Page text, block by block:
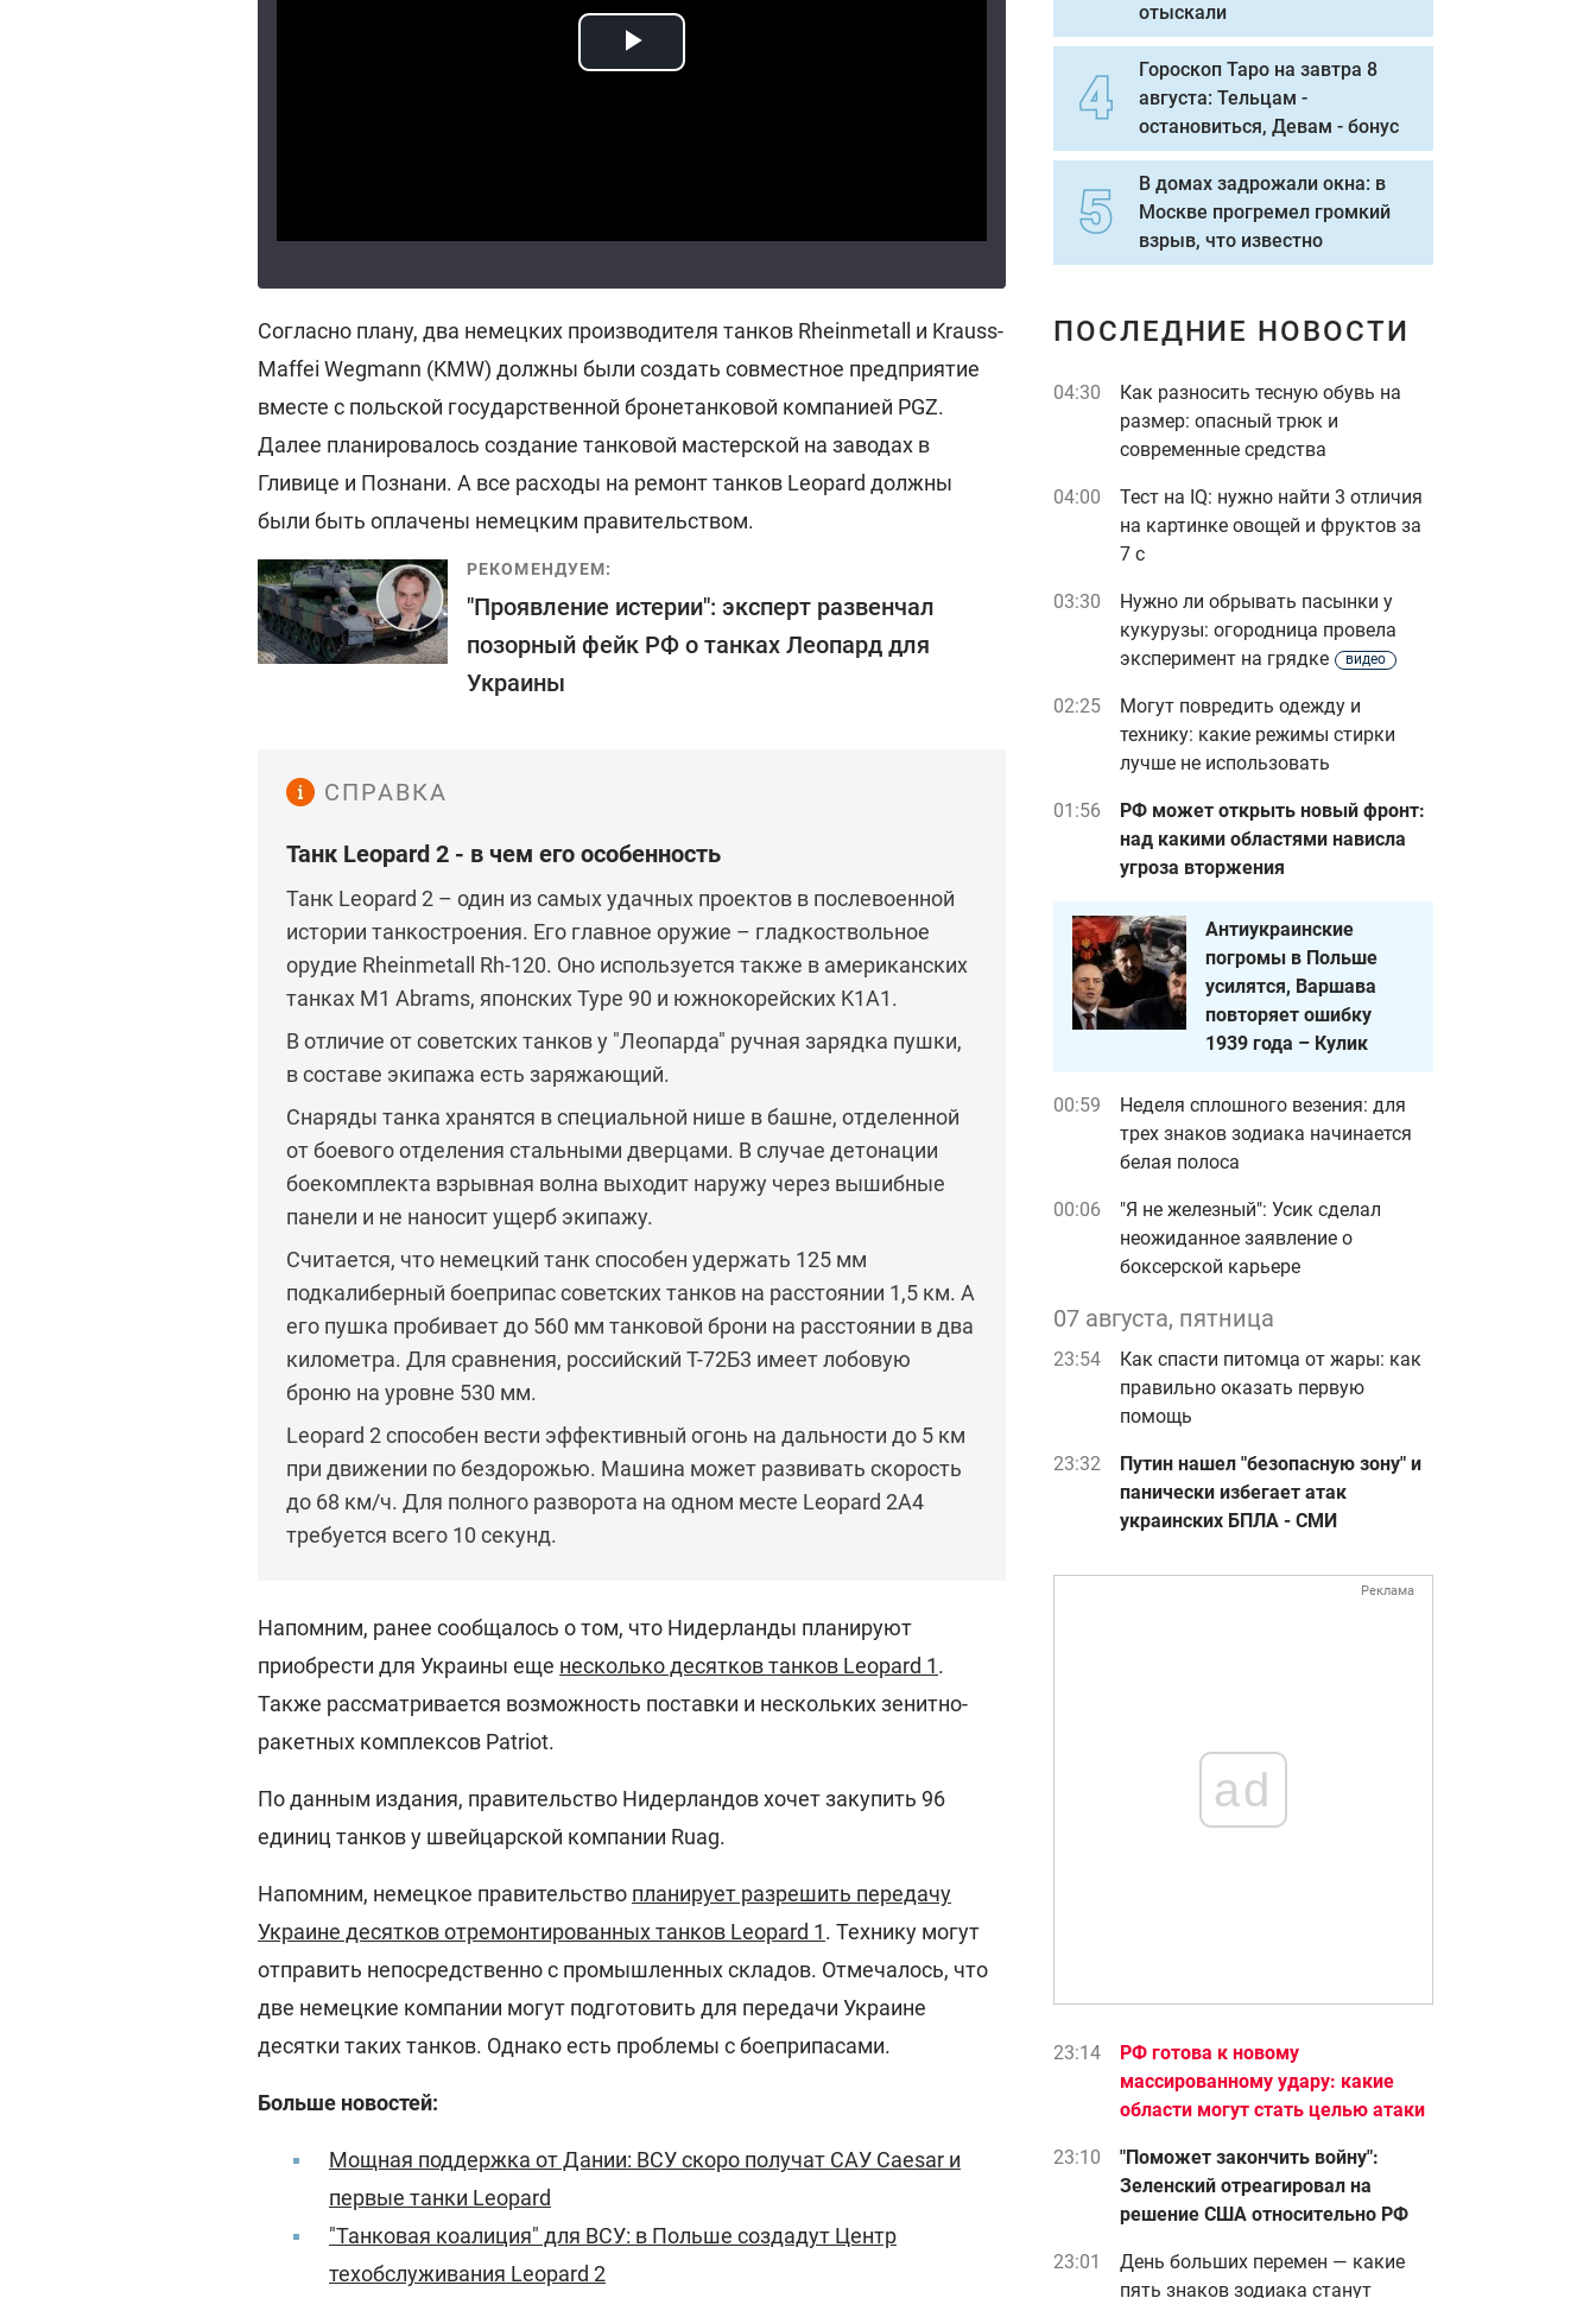
Согласно плану, два немецких производителя танков Rheinmetall и Krauss-
Maffei Wegmann (KMW) должны были создать совместное предприятие
вместе с польской государственной бронетанковой компанией PGZ.
Далее планировалось создание танковой мастерской на заводах в
Гливице и Познани. А все расходы на ремонт танков Leopard должны
были быть оплачены немецким правительством.
РЕКОМЕНДУЕМ:
"Проявление истерии": эксперт развенчал
позорный фейк РФ о танках Леопард для
Украины
СПРАВКА
Танк Leopard 2 - в чем его особенность
Танк Leopard 2 – один из самых удачных проектов в послевоенной
истории танкостроения. Его главное оружие – гладкоствольное
орудие Rheinmetall Rh-120. Оно используется также в американских
танках M1 Abrams, японских Type 90 и южнокорейских K1A1.
В отличие от советских танков у "Леопарда" ручная зарядка пушки,
в составе экипажа есть заряжающий.
Снаряды танка хранятся в специальной нише в башне, отделенной
от боевого отделения стальными дверцами. В случае детонации
боекомплекта взрывная волна выходит наружу через вышибные
панели и не наносит ущерб экипажу.
Считается, что немецкий танк способен удержать 125 мм
подкалиберный боеприпас советских танков на расстоянии 1,5 км. А
его пушка пробивает до 560 мм танковой брони на расстоянии в два
километра. Для сравнения, российский Т-72Б3 имеет лобовую
броню на уровне 530 мм.
Leopard 2 способен вести эффективный огонь на дальности до 5 км
при движении по бездорожью. Машина может развивать скорость
до 68 км/ч. Для полного разворота на одном месте Leopard 2A4
требуется всего 10 секунд.
Напомним, ранее сообщалось о том, что Нидерланды планируют
приобрести для Украины еще несколько десятков танков Leopard 1.
Также рассматривается возможность поставки и нескольких зенитно-
ракетных комплексов Patriot.
По данным издания, правительство Нидерландов хочет закупить 96
единиц танков у швейцарской компании Ruag.
Напомним, немецкое правительство планирует разрешить передачу
Украине десятков отремонтированных танков Leopard 1. Технику могут
отправить непосредственно с промышленных складов. Отмечалось, что
две немецкие компании могут подготовить для передачи Украине
десятки таких танков. Однако есть проблемы с боеприпасами.
Больше новостей:
Мощная поддержка от Дании: ВСУ скоро получат САУ Caesar и
первые танки Leopard
"Танковая коалиция" для ВСУ: в Польше создадут Центр
техобслуживания Leopard 2
отыскали
Гороскоп Таро на завтра 8
августа: Тельцам -
остановиться, Девам - бонус
В домах задрожали окна: в
Москве прогремел громкий
взрыв, что известно
ПОСЛЕДНИЕ НОВОСТИ
04:30
Как разносить тесную обувь на
размер: опасный трюк и
современные средства
04:00
Тест на IQ: нужно найти 3 отличия
на картинке овощей и фруктов за
7 с
03:30
Нужно ли обрывать пасынки у
кукурузы: огородница провела
эксперимент на грядке
видео
02:25
Могут повредить одежду и
технику: какие режимы стирки
лучше не использовать
01:56
РФ может открыть новый фронт:
над какими областями нависла
угроза вторжения
Антиукраинские
погромы в Польше
усилятся, Варшава
повторяет ошибку
1939 года – Кулик
00:59
Неделя сплошного везения: для
трех знаков зодиака начинается
белая полоса
00:06
"Я не железный": Усик сделал
неожиданное заявление о
боксерской карьере
07 августа, пятница
23:54
Как спасти питомца от жары: как
правильно оказать первую
помощь
23:32
Путин нашел "безопасную зону" и
панически избегает атак
украинских БПЛА - СМИ
Реклама
ad
23:14
РФ готова к новому
массированному удару: какие
области могут стать целью атаки
23:10
"Поможет закончить войну":
Зеленский отреагировал на
решение США относительно РФ
23:01
День больших перемен — какие
пять знаков зодиака станут